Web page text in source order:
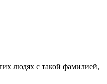
людях с такой фамилией,